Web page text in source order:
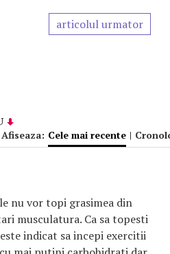
articolul urmator
Afiseaza: Cele mai recente |
nu vor topi grasimea din
musculatura. Ca sa topesti
indicat sa incepi exercitii